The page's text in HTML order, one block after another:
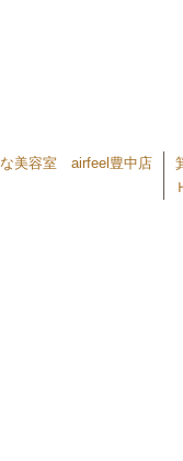
な美容室 airfeel豊中店